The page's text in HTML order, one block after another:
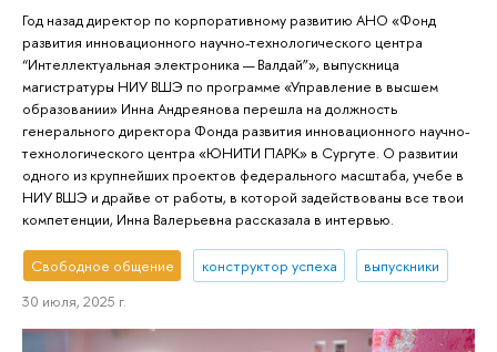
Год назад директор по корпоративному развитию АНО «Фонд
развития инновационного научно-технологического центра
“Интеллектуальная электроника — Валдай”», выпускница
магистратуры НИУ ВШЭ по программе «Управление в высшем
образовании» Инна Андреянова перешла на должность
генерального директора Фонда развития инновационного научно-
технологического центра «ЮНИТИ ПАРК» в Сургуте. О развитии
одного из крупнейших проектов федерального масштаба, учебе в
НИУ ВШЭ и драйве от работы, в которой задействованы все твои
компетенции, Инна Валерьевна рассказала в интервью.
Свободное общение конструктор успеха
выпускники
30 июля, 2025 г.